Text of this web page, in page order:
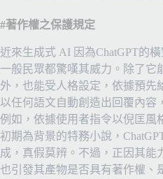
#著作權之保護規定
近來生成式 AI 因為ChatGPT的
一般民眾都驚嘆其威力。除了它
外，也能受人格設定，依據預先
以任何語文自動創造出回覆內容
例如，依據使用者指令以倪匡風
初期為背景的特務小說，
成，真假莫辨。不過，正因其能
也引發其產物是否具有著作權、